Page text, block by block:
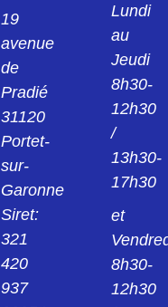
19
avenue
de
Pradié
31120
Portet-
sur-
Garonne
Siret:
321
420
937
Lundi
au
Jeudi
8h30-
12h30
/
13h30-
17h30
et
8h30-
12h30